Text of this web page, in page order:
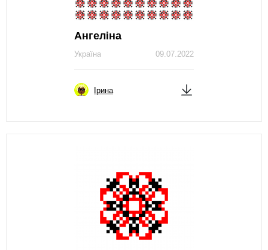
Ангеліна
09.07.2022
Україна
Ірина